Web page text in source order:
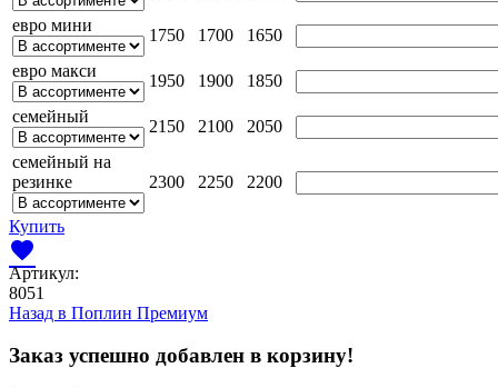
евро мини
1750 1700
1650
евро макси
1950 1900
1850
семейный
2150 2100
2050
семейный на
резинке
2300 2250 2200
Купить
favorite
Артикул:
8051
Назад в Поплин Премиум
Заказ успешно добавлен в корзину!